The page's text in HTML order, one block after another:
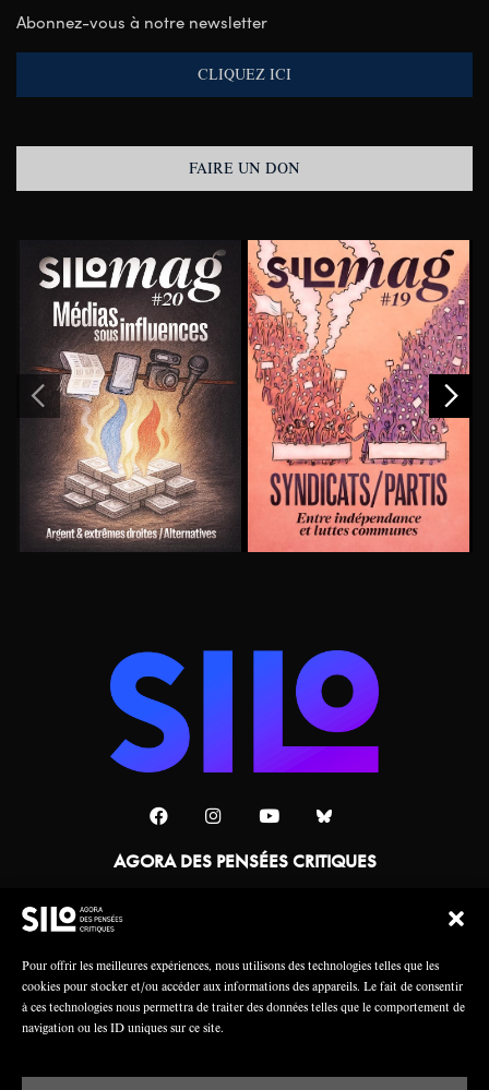
Pour offrir les meilleures expériences, nous utilisons des technologies telles que les
cookies pour stocker et/ou accéder aux informations des appareils. Le fait de consentir
à ces technologies nous permettra de traiter des données telles que le comportement de
navigation ou les ID uniques sur ce site.
Abonnez-vous à notre newsletter
CLIQUEZ ICI
FAIRE UN DON
AGORA DES PENSÉES CRITIQUES